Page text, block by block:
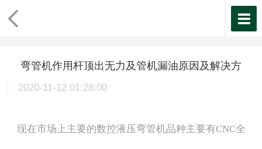
弯管机作用杆顶出无力及管机漏油原因及解决方
2020-11-12 01:28:00
现在市场上主要的数控液压弯管机品种主要有CNC全